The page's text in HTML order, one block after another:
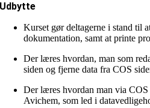
Udbytte
Kurset gør deltagerne i stand til
dokumentation, samt at printe
Der læres hvordan, man som
siden og fjerne data fra COS
Der læres hvordan man via COS
Avichem, som led i